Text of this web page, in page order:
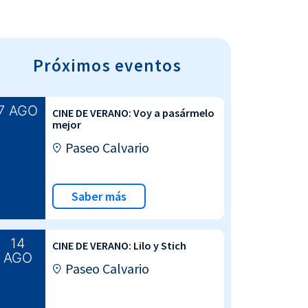
Próximos eventos
AGO
CINE DE VERANO: Voy a pasármelo
mejor
Paseo Calvario
Saber más
14
AGO
CINE DE VERANO: Lilo y Stich
Paseo Calvario